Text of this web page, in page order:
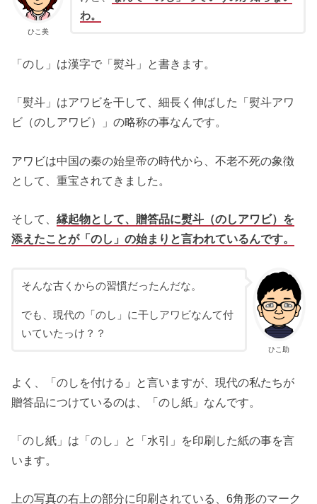
ひこ美
わ。
「のし」は漢字で「熨斗」と書きます。
「熨斗」はアワビを干して、細長く伸ばした「熨斗アワ
ビ（のしアワビ）」の略称の事なんです。
アワビは中国の秦の始皇帝の時代から、不老不死の象徴
として、重宝されてきました。
そして、縁起物として、贈答品に熨斗（のしアワビ）を
添えたことが「のし」の始まりと言われているんです。
ひこ助
そんな古くからの習慣だったんだな。
でも、現代の「のし」に干しアワビなんて付
いていたっけ？？
よく、「のしを付ける」と言いますが、現代の私たちが
贈答品につけているのは、「のし紙」なんです。
「のし紙」は「のし」と「水引」を印刷した紙の事を言
います。
上の写真の右上の部分に印刷されている、6角形のマーク